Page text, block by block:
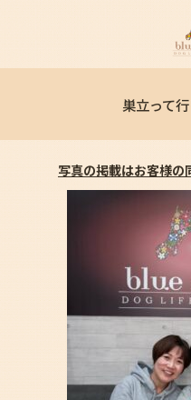
巣立って
写真の掲載はお客様の